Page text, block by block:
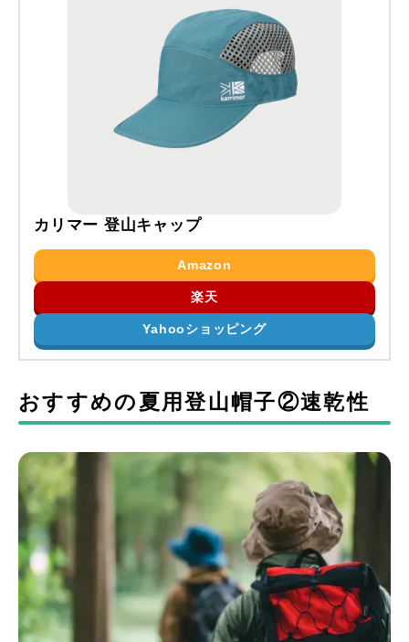
カリマー 登山キャップ
Amazon
楽天
Yahooショッピング
おすすめの夏用登山帽子②速乾性